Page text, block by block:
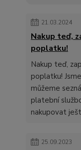
21.03.2024
Nakup teď,
poplatku!
Nakup teď,
poplatku!
můžeme
platební
nakupovat
25.09.2023